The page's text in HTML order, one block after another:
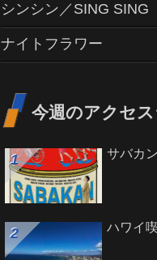
シンシン／SING SING
ナイトフラワー
今週のアクセ
サバカ
ハワイ